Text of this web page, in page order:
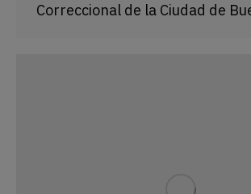
Correccional de la Ciudad de